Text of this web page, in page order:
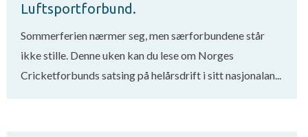
Luftsportforbund.
Sommerferien nærmer seg, men særforbundene står
ikke stille. Denne uken kan du lese om Norges
Cricketforbunds satsing på helårsdrift i sitt nasjonalan...